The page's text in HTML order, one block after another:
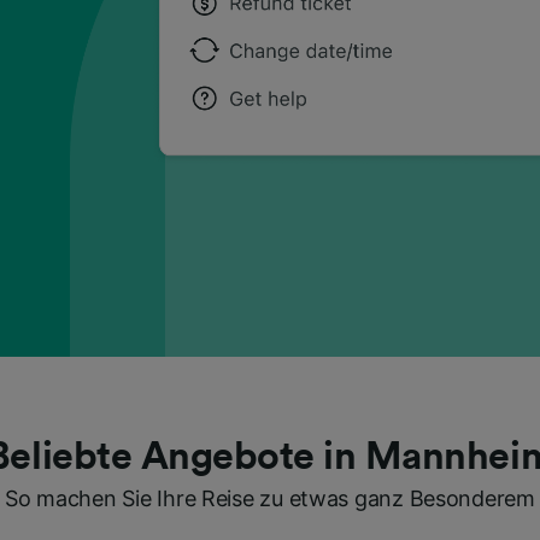
Angebote in
So machen Sie Ihre Reise zu etwas ganz Besonderem